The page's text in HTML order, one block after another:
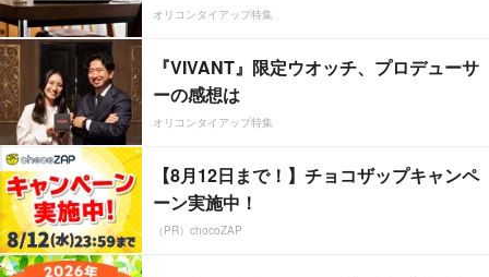
オリコンタイアップ特集
『VIVANT』限定ウオッチ、プロデューサ
ーの感想は
オリコンタイアップ特集
【8月12日まで！】チョコザップキャンペ
ーン実施中！
（PR）chocoZAP